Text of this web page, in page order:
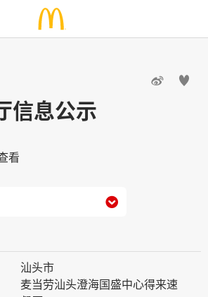
 
信息公示
看

汕头市
麦当劳汕头澄海国盛中心得来速